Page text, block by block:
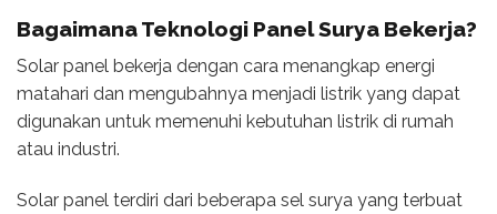
Bagaimana Teknologi Panel Surya Bekerja?
Solar panel bekerja dengan cara menangkap energi
matahari dan mengubahnya menjadi listrik yang dapat
digunakan untuk memenuhi kebutuhan listrik di rumah
atau industri.
Solar panel terdiri dari beberapa sel surya yang terbuat